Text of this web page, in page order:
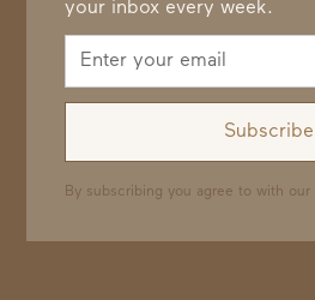
your inbox every week.
By subscribing you agree to with our